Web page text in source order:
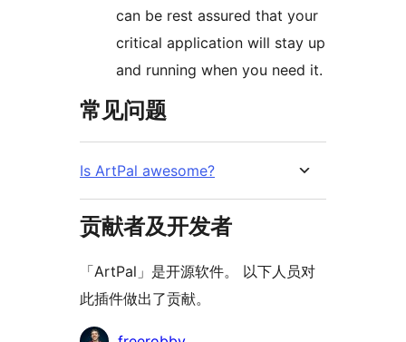
can be rest assured that your
critical application will stay up
and running when you need it.
常见问题
Is ArtPal awesome?
贡献者及开发者
「ArtPal」是开源软件。 以下人员对
此插件做出了贡献。